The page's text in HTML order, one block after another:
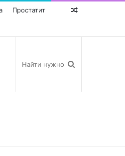
Простатит Random